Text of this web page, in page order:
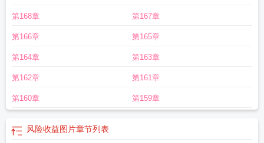
险收益率的三个公式
风险收益率和必要收益率的区别
算公式风险收益不成正比 风险收益率等于什么风险收益特征
理风险最小化三个要素不包括
风险收益什么意思
收益率的大小取决于
风险收益是什么意思风险收益率公式
品起点金额
风险收益率加无风险收益率等于
险收益率与市场风险收益率风险收益率指的是什么风险收益率和市场组合收益
率风险收益的计算包括风险收益率的计算公式是什么
思风险收益额风险收益气泡图四个象限风险收益流动性风险收益均衡理论风
第168章 第167章
第166章 第165章
第164章 第163章
第162章 第161章
第160章 第159章
风险收益图片章节列表